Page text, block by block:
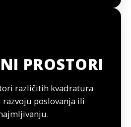
PROSTORI
različitih kvadratura
poslovanja ili